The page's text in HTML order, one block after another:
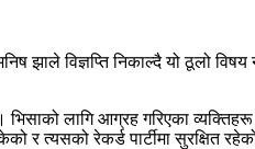
झाले विज्ञप्ति निकाल्दै यो ठूलो
लागि आग्रह गरिएका
त्यसको रेकर्ड पार्टीमा सुरक्षित